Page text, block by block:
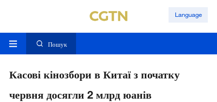
Language
Пошук
Касові кінозбори в Китаї з початку
червня досягли 2 млрд юанів